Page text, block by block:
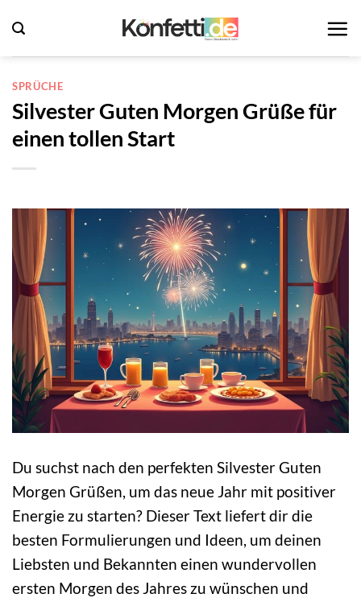
Inhalt
springen
SPRÜCHE
Silvester Guten Morgen Grüße für
einen tollen Start
Du suchst nach den perfekten Silvester Guten
Morgen Grüßen, um das neue Jahr mit positiver
Energie zu starten? Dieser Text liefert dir die
besten Formulierungen und Ideen, um deinen
Liebsten und Bekannten einen wundervollen
ersten Morgen des Jahres zu wünschen und